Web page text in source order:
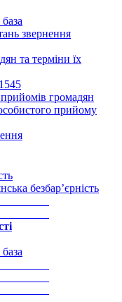
звернення
та терміни їх
громадян
прийому
безбар’єрність